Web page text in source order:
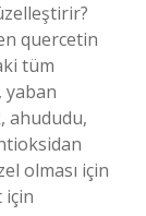
quercetin
tüm
yaban
ahududu,
olması için
için